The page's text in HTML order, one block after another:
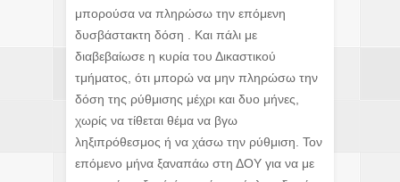
μπορούσα να πληρώσω την επόμενη
δυσβάστακτη δόση . Και πάλι με
διαβεβαίωσε η κυρία του Δικαστικού
τμήματος, ότι μπορώ να μην πληρώσω την
δόση της ρύθμισης μέχρι και δυο μήνες,
χωρίς να τίθεται θέμα να βγω
ληξιπρόθεσμος ή να χάσω την ρύθμιση. Τον
επόμενο μήνα ξαναπάω στη ΔΟΥ για να με